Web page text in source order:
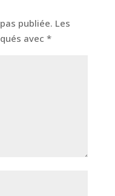
publiée. Les
avec *